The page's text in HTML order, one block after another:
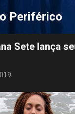
o conteúdo
Periférico
Sete lança